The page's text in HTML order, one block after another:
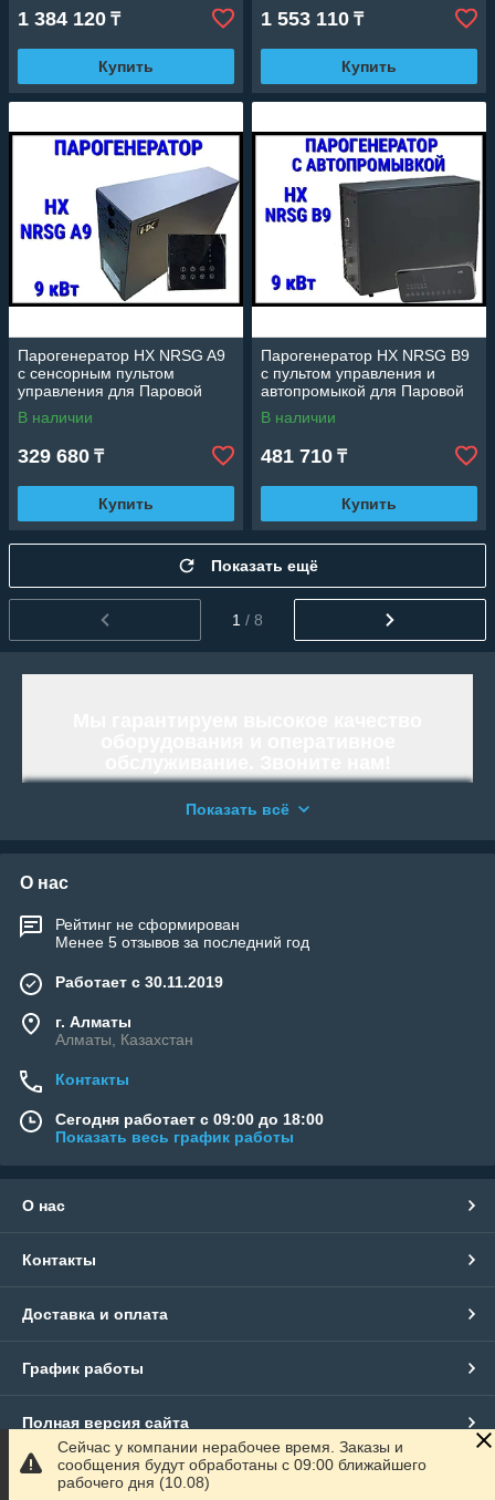
1 384 120 ₸
Купить
1 553 110 ₸
Купить
Парогенератор HX NRSG A9
c сенсорным пультом
управления для Паровой
комнаты (Мощность 9 кВт,
объем 5-10 м3)
В наличии
329 680 ₸
Купить
Парогенератор HX NRSG B9
c пультом управления и
автопромыкой для Паровой
комнаты (Мощность 9 кВт,
объем 5-11 м3)
В наличии
481 710 ₸
Купить
Показать ещё
1 / 8
по всей территории Республики
Показать всё
О нас
Рейтинг не сформирован
Менее 5 отзывов за последний год
Работает с 30.11.2019
г. Алматы
Алматы, Казахстан
Контакты
Сегодня работает с 09:00 до 18:00
Показать весь график работы
О нас
Контакты
Доставка и оплата
График работы
Полная версия сайта
Сайт создан на маркетплейсе
Сейчас у компании нерабочее время. Заказы и
сообщения будут обработаны с 09:00 ближайшего
рабочего дня (10.08)